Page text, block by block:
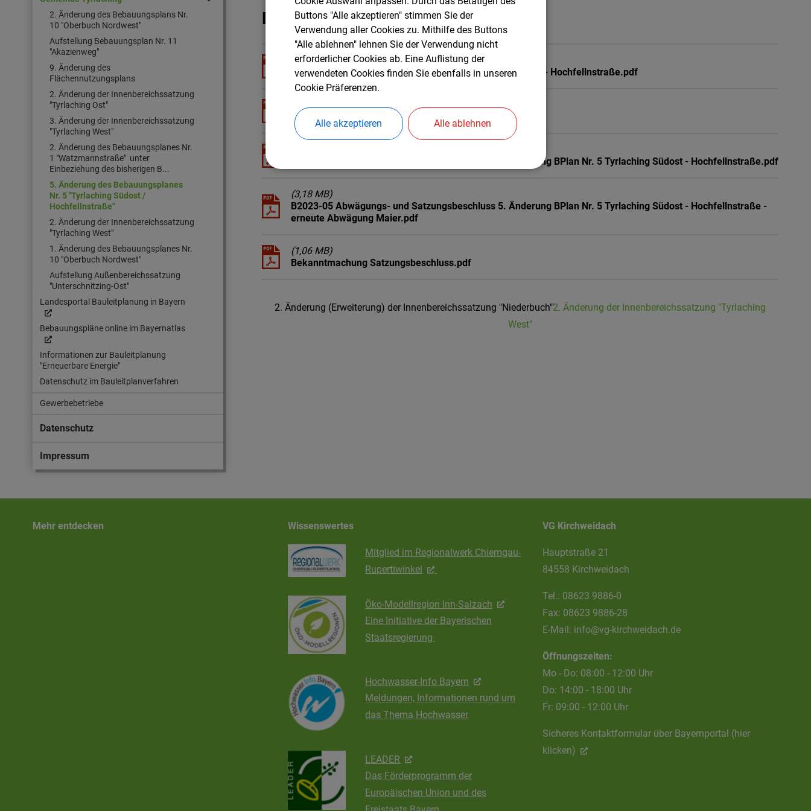
2. Änderung des Bebauungsplans Nr.
10 "Oberbuch Nordwest"
Aufstellung Bebauungsplan Nr. 11
"Akazienweg"
9. Änderung des
Flächennutzungsplans
2. Änderung der Innenbereichssatzung
"Tyrlaching Ost"
3. Änderung der Innenbereichssatzung
"Tyrlaching West"
2. Änderung des Bebauungsplanes Nr.
1 "Watzmannstraße" unter
Einbeziehung des bisherigen B...
5. Änderung des Bebauungsplanes
Nr. 5 "Tyrlaching Südost /
Hochfellnstraße"
2. Änderung der Innenbereichssatzung
"Tyrlaching West"
1. Änderung des Bebauungsplanes Nr.
10 "Oberbuch Nordwest"
Aufstellung Außenbereichssatzung
"Unterschnitzing-Ost"
Landesportal Bauleitplanung in Bayern
Bebauungspläne online im Bayernatlas
Informationen zur Bauleitplanung
"Erneuerbare Energie"
Datenschutz im Bauleitplanverfahren
Gewerbebetriebe
Datenschutz
Impressum
Downloads
(232,44 KB)
Festsetzungen 5. Änderung BPlan Nr. 5 Tyrlaching Südost - Hochfellnstraße.pdf
(210,67 KB)
Begründung 5. Änderung BPlan Nr. 5 Hochfellnstraße.pdf
B2023-03 Abwägungs- und Satzungsbeschluss 5. Änderung BPlan Nr. 5 Tyrlaching Südost - Hochfellnstraße.pdf
(3,18 MB)
B2023-05 Abwägungs- und Satzungsbeschluss 5. Änderung BPlan Nr. 5 Tyrlaching Südost - Hochfellnstraße -
erneute Abwägung Maier.pdf
(1,06 MB)
Bekanntmachung Satzungsbeschluss.pdf
2. Änderung (Erweiterung) der Innenbereichssatzung "Niederbuch"2. Änderung der Innenbereichssatzung "Tyrlaching
West"
Mehr entdecken Wissenswertes
Mitglied im Regionalwerk Chiemgau-
Rupertiwinkel
Öko-Modellregion Inn-Salzach
Eine Initiative der Bayerischen
Staatsregierung
Hochwasser-Info Bayern
Meldungen, Informationen rund um
das Thema Hochwasser
LEADER
Das Förderprogramm der
Europäischen Union und des
VG Kirchweidach
Hauptstraße 21
84558 Kirchweidach
Tel.: 08623 9886-0
Fax: 08623 9886-28
E-Mail: info@vg-kirchweidach.de
Öffnungszeiten:
Mo - Do: 08:00 - 12:00 Uhr
Do: 14:00 - 18:00 Uhr
Fr: 09:00 - 12:00 Uhr
Sicheres Kontaktformular über Bayernportal (hier
klicken)
Buttons "Alle akzeptieren" stimmen Sie der
Verwendung aller Cookies zu. Mithilfe des Buttons
"Alle ablehnen" lehnen Sie der Verwendung nicht
erforderlicher Cookies ab. Eine Auflistung der
verwendeten Cookies finden Sie ebenfalls in unseren
Cookie Präferenzen.
Alle akzeptieren Alle ablehnen